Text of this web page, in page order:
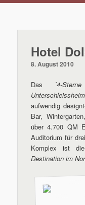
Hotel
8. August 2010
Das ´4-
Unterschleissheim
aufwendig
Bar,
über 4.700 QM
Auditorium für
Komplex ist
Destination im